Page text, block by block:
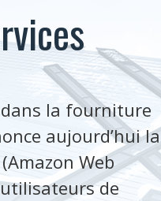
dans la fourniture
aujourd’hui la
Web
de